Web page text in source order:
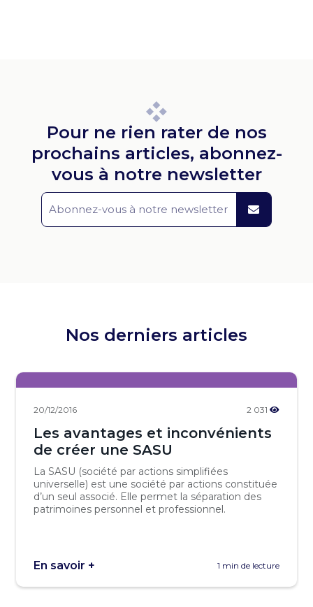
Pour ne rien rater de nos
prochains articles, abonnez-
vous à notre newsletter
Nos derniers articles
20/12/2016 2 031
Les avantages et inconvénients
de créer une SASU
La SASU (société par actions simplifiées
universelle) est une société par actions constituée
d’un seul associé. Elle permet la séparation des
patrimoines personnel et professionnel.
En savoir + 1 min de lecture